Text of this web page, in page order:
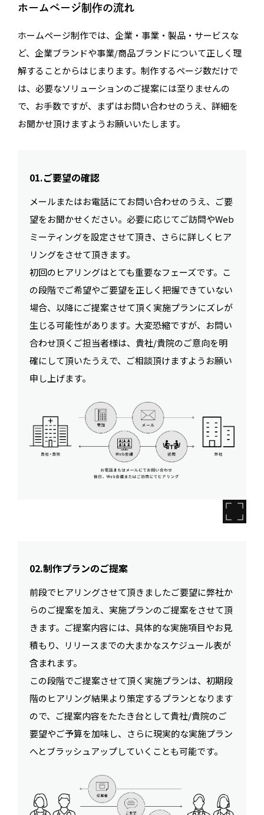
ホームページ制作の流れ
ホームページ制作では、企業・事業・製品・サービスな
ど、企業ブランドや事業/商品ブランドについて正しく理
解することからはじまります。制作するページ数だけで
は、必要なソリューションのご提案には至りませんの
で、お手数ですが、まずはお問い合わせのうえ、詳細を
お聞かせ頂けますようお願いいたします。
01.ご要望の確認
メールまたはお電話にてお問い合わせのうえ、ご要
望をお聞かせください。必要に応じてご訪問やWeb
ミーティングを設定させて頂き、さらに詳しくヒア
リングをさせて頂きます。
初回のヒアリングはとても重要なフェーズです。こ
の段階でご希望やご要望を正しく把握できていない
場合、以降にご提案させて頂く実施プランにズレが
生じる可能性があります。大変恐縮ですが、お問い
合わせ頂くご担当者様は、貴社/貴院のご意向を明
確にして頂いたうえで、ご相談頂けますようお願い
申し上げます。
02.制作プランのご提案
前段でヒアリングさせて頂きましたご要望に弊社か
らのご提案を加え、実施プランのご提案をさせて頂
きます。ご提案内容には、具体的な実施項目やお見
積もり、リリースまでの大まかなスケジュール表が
含まれます。
この段階でご提案させて頂く実施プランは、初期段
階のヒアリング結果より策定するプランとなります
ので、ご提案内容をたたき台として貴社/貴院のご
要望やご予算を加味し、さらに現実的な実施プラン
へとブラッシュアップしていくことも可能です。